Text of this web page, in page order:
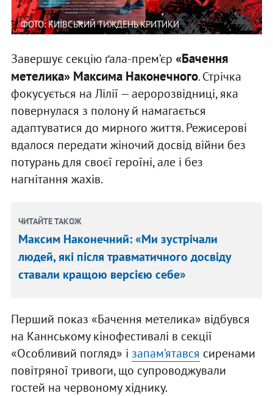
ФОТО: КИЇВСЬКИЙ ТИЖДЕНЬ КРИТИКИ
Завершує секцію ґала-прем’єр «Бачення
метелика» Максима Наконечного. Стрічка
фокусується на Лілії — аеророзвідниці, яка
повернулася з полону й намагається
адаптуватися до мирного життя. Режисерові
вдалося передати жіночий досвід війни без
потурань для своєї героїні, але і без
нагнітання жахів.
ЧИТАЙТЕ ТАКОЖ
Максим Наконечний: «Ми зустрічали
людей, які після травматичного досвіду
ставали кращою версією себе»
Перший показ «Бачення метелика» відбувся
на Каннському кінофестивалі в секції
«Особливий погляд» і запам’ятався сиренами
повітряної тривоги, що супроводжували
гостей на червоному хіднику.